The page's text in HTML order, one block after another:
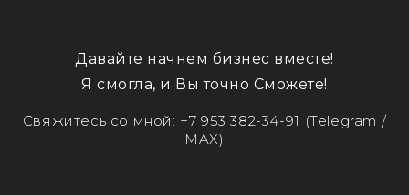
Давайте начнем бизнес вместе!
Я смогла, и Вы точно Сможете!
Свяжитесь со мной: +7 953 382-34-91 (Telegram /
MAX)